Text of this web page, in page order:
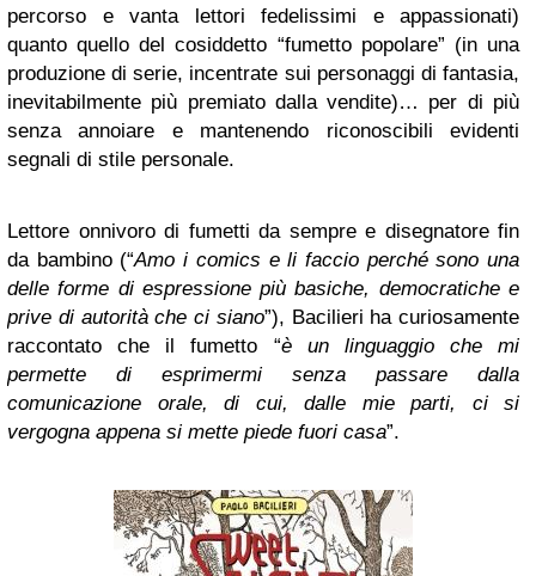
percorso e vanta lettori fedelissimi e appassionati)
quanto quello del cosiddetto “fumetto popolare” (in una
produzione di serie, incentrate sui personaggi di fantasia,
inevitabilmente più premiato dalla vendite)… per di più
senza annoiare e mantenendo riconoscibili evidenti
segnali di stile personale.
Lettore onnivoro di fumetti da sempre e disegnatore fin
da bambino (“Amo i comics e li faccio perché sono una
delle forme di espressione più basiche, democratiche e
prive di autorità che ci siano”), Bacilieri ha curiosamente
raccontato che il fumetto “è un linguaggio che mi
permette di esprimermi senza passare dalla
comunicazione orale, di cui, dalle mie parti, ci si
vergogna appena si mette piede fuori casa”.